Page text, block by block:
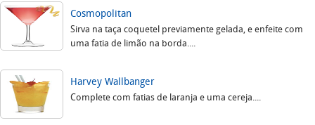
Cosmopolitan
Sirva na taça coquetel previamente gelada, e enfeite com
uma fatia de limão na borda....
Harvey Wallbanger
Complete com fatias de laranja e uma cereja....